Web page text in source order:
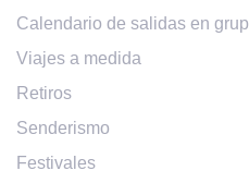
Calendario de salidas en
Viajes a medida
Retiros
Senderismo
Festivales